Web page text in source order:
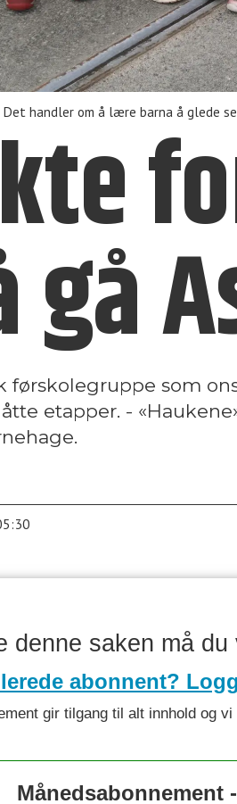
Det handler om å lære barna å glede
gå
førskolegruppe som
etapper. -
denne saken må
abonnent?
gir tilgang til alt innhold og
Månedsabonnement